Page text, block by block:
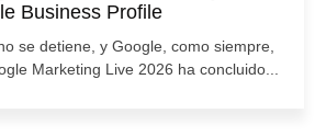
Business Profile
se detiene, y Google, como siempre,
Marketing Live 2026 ha concluido...